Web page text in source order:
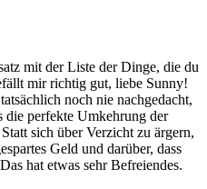
mit der Liste der Dinge, die du
mir richtig gut, liebe Sunny!
noch nie nachgedacht,
die perfekte Umkehrung der
sich über Verzicht zu ärgern,
Geld und darüber, dass
hat etwas sehr Befreiendes.